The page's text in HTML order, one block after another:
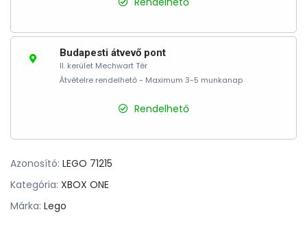
Budapesti átvevő pont
II. kerület Mechwart Tér
Átvételre rendelhető - Maximum 3-5 munkanap
Rendelhető
Azonosító: LEGO 71215
Kategória: XBOX ONE
Márka: Lego